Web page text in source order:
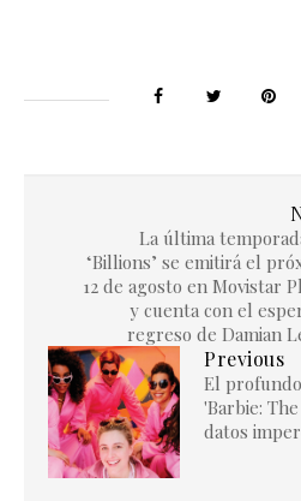
La última
‘Billions’ se emitirá el
12 de agosto en Movistar
y cuenta con el
regreso de Damian
Previous
El
'Barbie:
datos